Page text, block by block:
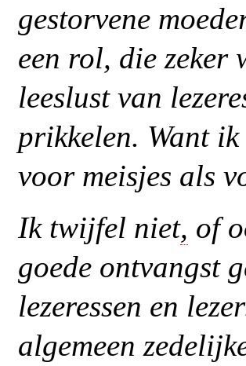
gestorvene
een rol, die zeker
leeslust van
prikkelen. Want
voor meisjes als
Ik twijfel niet, of
goede ontvangst
lezeressen en
algemeen